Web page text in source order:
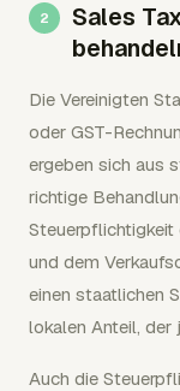
Sales
Die Vereinigten
oder GST-
ergeben sich aus
richtige
und dem
einen staatlichen
lokalen Anteil, der
Auch die